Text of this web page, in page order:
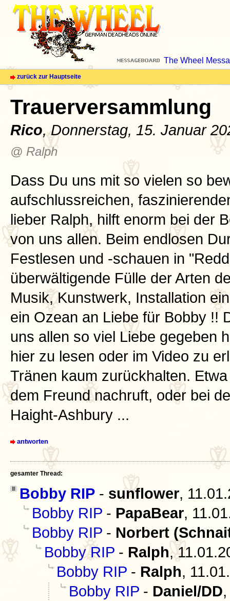
The Wheel
zurück zur Hauptseite
Trauerversammlung
Rico, Donnerstag, 15. Januar
@ Ralph
Dass Du uns mit so vielen so
aufschlussreichen,
lieber Ralph, hilft enorm bei der
von uns allen. Beim endlosen
Festlesen und -schauen in
überwältigende Fülle der Arten
Musik, Kunstwerk, Installation
ein Ozean an Liebe für Bobby !!
uns allen so viel Liebe gegeben
hier zu lesen oder im Video zu
Tränen kaum zurückhalten.
dem Freund nachruft, oder bei
Haight-Ashbury ...
antworten
gesamter Thread:
Bobby RIP - sunflower,
Bobby RIP - PapaBear,
Bobby RIP - Norbert
Bobby RIP - Ralph,
Bobby RIP - Ralph,
Bobby RIP - Daniel/DD